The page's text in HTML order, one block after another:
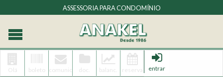
ASSESSORIA PARA CONDOMÍNIO
Olá boleto comunic. doc. balanc. reserva entrar